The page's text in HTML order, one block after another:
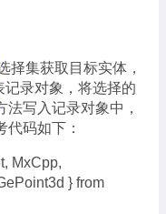
择集获取目标实体，
记录对象，将选择的
法写入记录对象中，
码如下：
MxCpp,
} from